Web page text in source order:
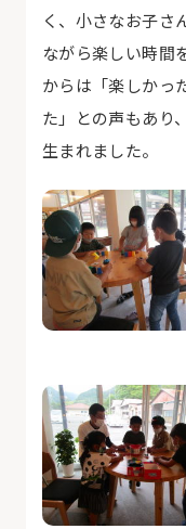
く、小さなお子さ
ながら楽しい時間
からは「楽しかっ
た」との声もあり
生まれました。